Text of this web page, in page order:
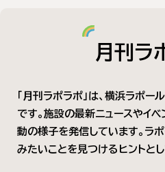
月刊ラ
「月刊ラポラポ」は、横浜ラポ
です。施設の最新ニュースやイベ
動の様子を発信しています。ラ
みたいことを見つけるヒントとし